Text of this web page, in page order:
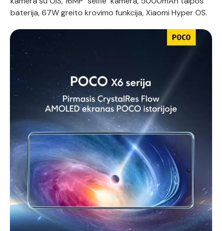
baterija, 67W greito krovimo funkcija, Xiaomi Hyper OS.